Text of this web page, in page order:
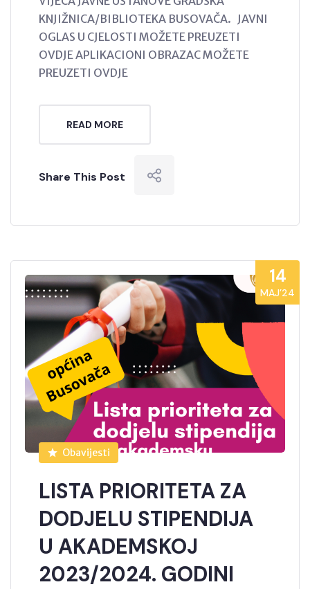
KNJIŽNICA/BIBLIOTEKA BUSOVAČA. JAVNI
OGLAS U CJELOSTI MOŽETE PREUZETI
OVDJE APLIKACIONI OBRAZAC MOŽETE
PREUZETI OVDJE
READ MORE
Share This Post
14
MAJ’24
Obavijesti
LISTA PRIORITETA ZA
DODJELU STIPENDIJA
U AKADEMSKOJ
2023/2024. GODINI